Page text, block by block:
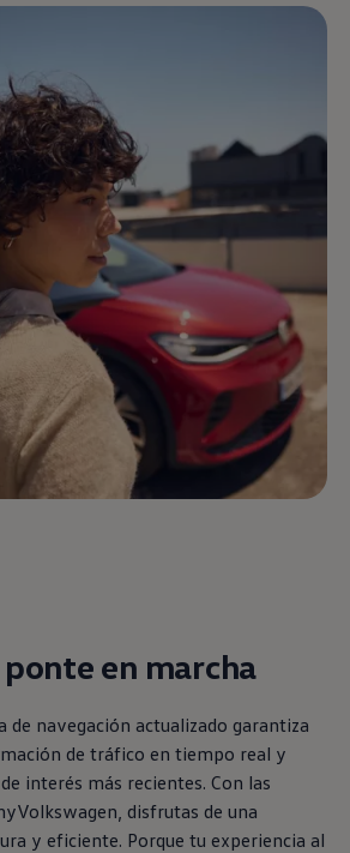
ponte en marcha
de navegación actualizado garantiza
de tráfico en tiempo real y
interés más recientes. Con las
disfrutas de una
y eficiente. Porque tu experiencia al